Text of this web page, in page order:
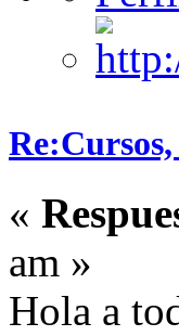
«
am »
Hola a